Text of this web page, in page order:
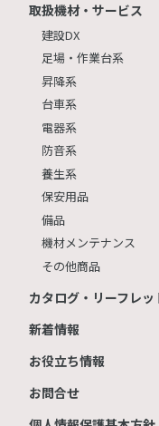
取扱機材・サービス
建設DX
足場・作業台系
昇降系
台車系
電器系
防音系
養生系
保安用品
備品
機材メンテナンス
その他商品
カタログ・リーフレッ
新着情報
お役立ち情報
お問合せ